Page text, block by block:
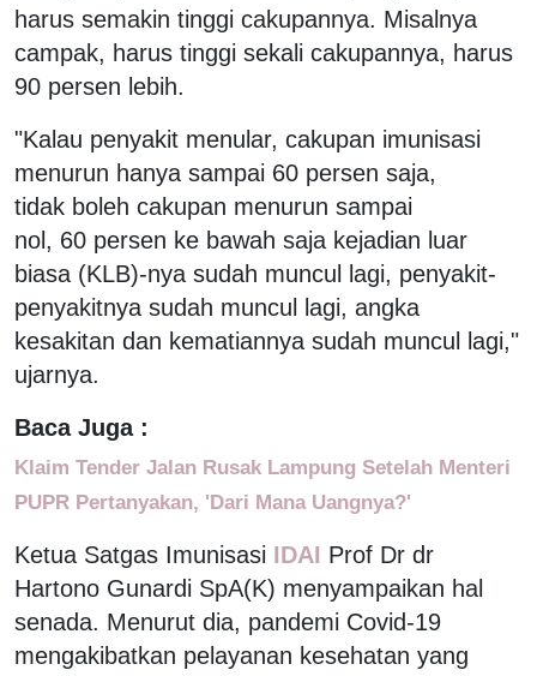
harus semakin tinggi cakupannya. Misalnya
campak, harus tinggi sekali cakupannya, harus
90 persen lebih.
"Kalau penyakit menular, cakupan imunisasi
menurun hanya sampai 60 persen saja,
tidak boleh cakupan menurun sampai
nol, 60 persen ke bawah saja kejadian luar
biasa (KLB)-nya sudah muncul lagi, penyakit-
penyakitnya sudah muncul lagi, angka
kesakitan dan kematiannya sudah muncul lagi,"
ujarnya.
Baca Juga :
Klaim Tender Jalan Rusak Lampung Setelah Menteri
PUPR Pertanyakan, 'Dari Mana Uangnya?'
Ketua Satgas Imunisasi IDAI Prof Dr dr
Hartono Gunardi SpA(K) menyampaikan hal
senada. Menurut dia, pandemi Covid-19
mengakibatkan pelayanan kesehatan yang